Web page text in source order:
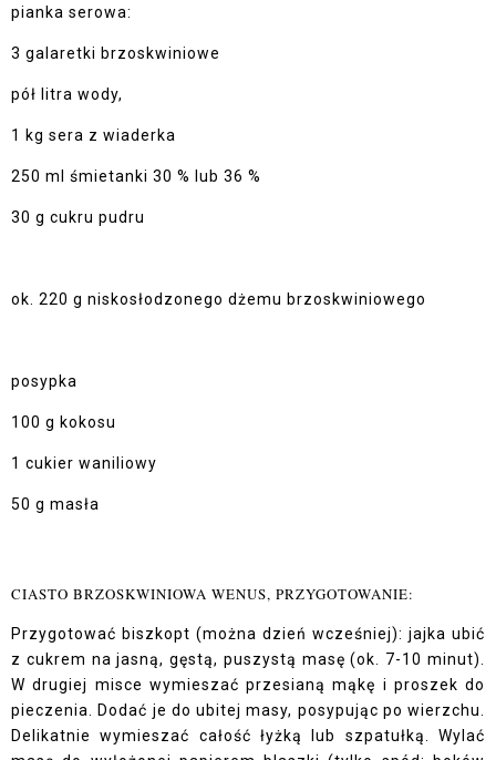
pianka serowa:
3 galaretki brzoskwiniowe
pół litra wody,
1 kg sera z wiaderka
250 ml śmietanki 30 % lub 36 %
30 g cukru pudru
ok. 220 g niskosłodzonego dżemu brzoskwiniowego
posypka
100 g kokosu
1 cukier waniliowy
50 g masła
CIASTO BRZOSKWINIOWA WENUS, PRZYGOTOWANIE:
Przygotować biszkopt (można dzień wcześniej): jajka ubić
z cukrem na jasną, gęstą, puszystą masę (ok. 7-10 minut).
W drugiej misce wymieszać przesianą mąkę i proszek do
pieczenia. Dodać je do ubitej masy, posypując po wierzchu.
Delikatnie wymieszać całość łyżką lub szpatułką. Wylać